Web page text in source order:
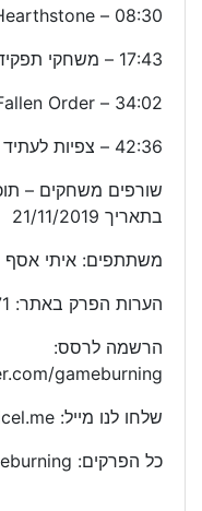
08:30 – Hearthstone
17:43 – משחקי תפקידים
34:02 – Star Wars Jedi: Fallen Order
42:36 – צפיות לעתיד
בתאריך 21/11/2019
משתתפים: איתי אסף
הערות הפרק באתר: http://icel.me/?p=5971
הרשמה לרסס:
gameburning
שלחו לנו מייל: gameburning@icel.me
כל הפרקים: http://icel.me/gameburning